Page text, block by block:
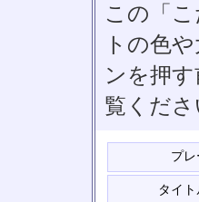
この「
トの色
ンを押
覧くださ
プ
タイ